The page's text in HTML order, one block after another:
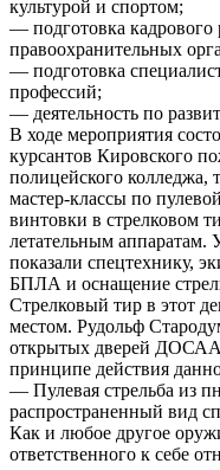
культурой и спортом;
— подготовка
правоохранительных
— подготовка
профессий;
— деятельность по
В ходе мероприятия
курсантов Кировского
полицейского колледжа,
мастер-классы по
винтовки в стрелковом
летательным аппаратам.
показали спецтехнику,
БПЛА и оснащение
Стрелковый тир в этот
местом. Рудольф
открытых дверей
принципе действия
— Пулевая стрельба из
распространенный вид
Как и любое другое
ответственного к себе